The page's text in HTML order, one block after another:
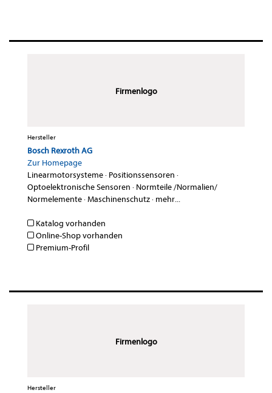
Firmenlogo
Hersteller
Bosch Rexroth AG
Zur Homepage
Linearmotorsysteme· Positionssensoren ·
Optoelektronische Sensoren · Normteile /Normalien/
Normelemente·Maschinenschutz· mehr...
Katalog vorhanden
Online-Shop vorhanden
Premium-Profil
Firmenlogo
Hersteller